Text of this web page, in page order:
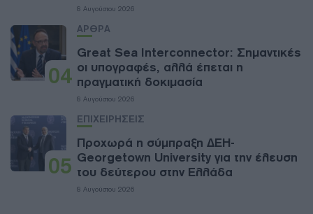
8 Αυγούστου 2026
04
ΑΡΘΡΑ
Great Sea Interconnector: Σημαντικές
οι υπογραφές, αλλά έπεται η
πραγματική δοκιμασία
8 Αυγούστου 2026
05
ΕΠΙΧΕΙΡΗΣΕΙΣ
Προχωρά η σύμπραξη ΔΕΗ-
Georgetown University για την έλευση
του δεύτερου στην Ελλάδα
8 Αυγούστου 2026